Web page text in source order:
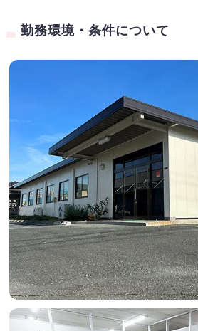
勤務環境・条件について